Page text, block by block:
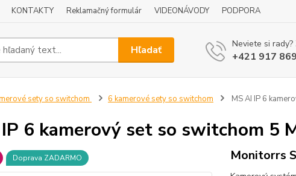
KONTAKTY Reklamačný formulár VIDEONÁVODY PODPORA
Hľadať Neviete si
+421 917
sety so switchom 6 kamerové sety so switchom MS AI IP 6
6 kamerový set so switchom 5
Doprava ZADARMO Monitorrs